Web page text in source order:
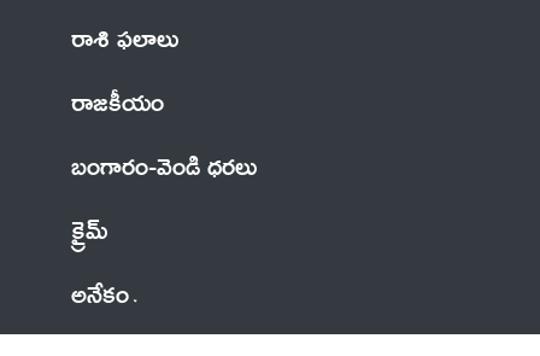
రాశి ఫలాలు
రాజకీయం
బంగారం-వెండి ధరలు
క్రైమ్
అనేకం